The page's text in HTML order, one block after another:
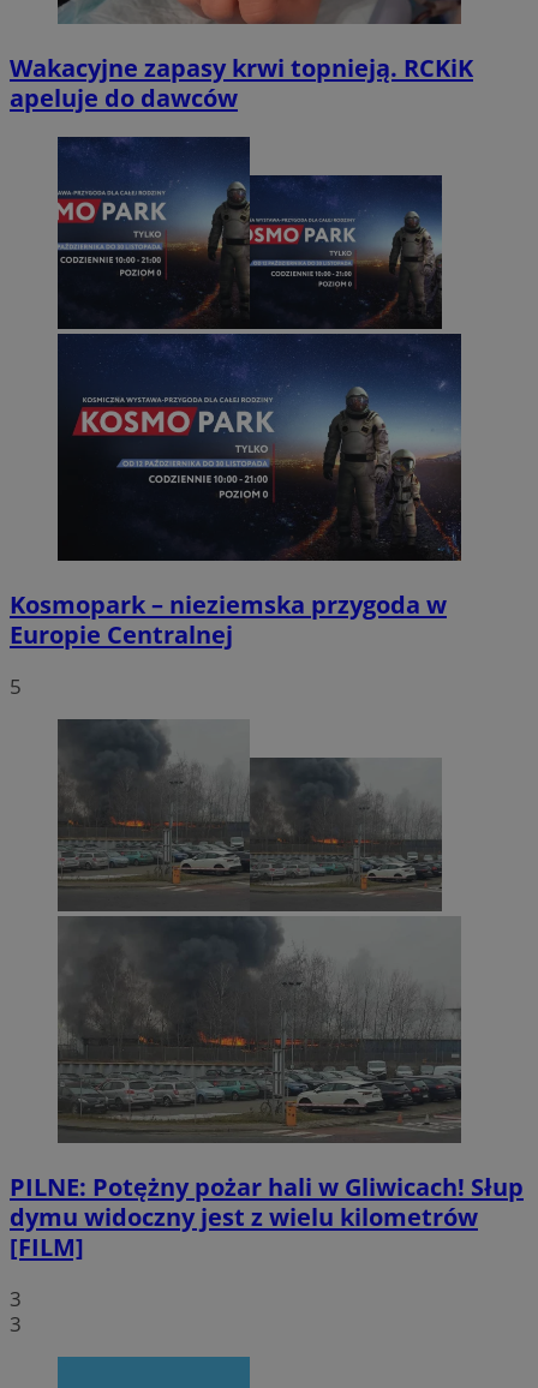
Wakacyjne zapasy krwi topnieją. RCKiK
apeluje do dawców
Kosmopark – nieziemska przygoda w
Europie Centralnej
5
PILNE: Potężny pożar hali w Gliwicach! Słup
dymu widoczny jest z wielu kilometrów
[FILM]
3
3